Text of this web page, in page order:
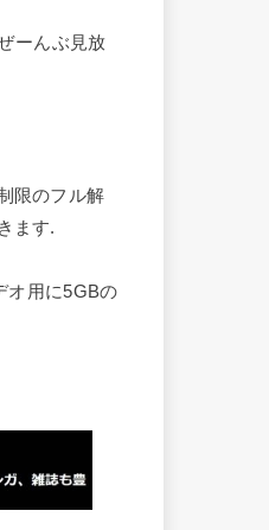
ーんぶ見放
限のフル解
ます.
オ用に5GBの